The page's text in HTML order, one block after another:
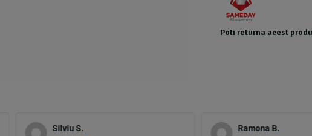
Poti returna acest
Silviu S. Ramona B.